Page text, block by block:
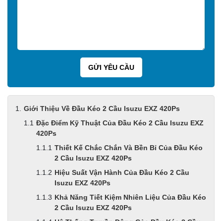
Giới Thiệu Về Đầu Kéo 2 Cầu Isuzu EXZ 420Ps
Đặc Điểm Kỹ Thuật Của Đầu Kéo 2 Cầu Isuzu EXZ
420Ps
Thiết Kế Chắc Chắn Và Bền Bỉ Của Đầu Kéo
2 Cầu Isuzu EXZ 420Ps
Hiệu Suất Vận Hành Của Đầu Kéo 2 Cầu
Isuzu EXZ 420Ps
Khả Năng Tiết Kiệm Nhiên Liệu Của Đầu Kéo
2 Cầu Isuzu EXZ 420Ps